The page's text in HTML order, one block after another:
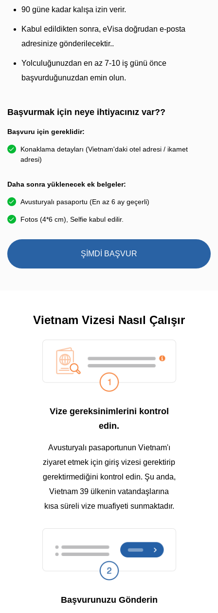
90 güne kadar kalışa izin verir.
Kabul edildikten sonra, eVisa doğrudan e-posta
adresinize gönderilecektir..
Yolculuğunuzdan en az 7-10 iş günü önce
başvurduğunuzdan emin olun.
Başvurmak için neye ihtiyacınız var??
Başvuru için gereklidir:
Konaklama detayları (Vietnam'daki otel adresi / ikamet
adresi)
Daha sonra yüklenecek ek belgeler:
Avusturyalı pasaportu (En az 6 ay geçerli)
Fotos (4*6 cm), Selfie kabul edilir.
ŞİMDİ BAŞVUR
Vietnam Vizesi Nasıl Çalışır
Vize gereksinimlerini kontrol
edin.
Avusturyalı pasaportunun Vietnam'ı
ziyaret etmek için giriş vizesi gerektirip
gerektirmediğini kontrol edin. Şu anda,
Vietnam 39 ülkenin vatandaşlarına
kısa süreli vize muafiyeti sunmaktadır.
Başvurunuzu Gönderin